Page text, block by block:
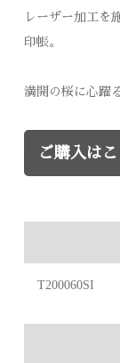
レーザー加工を
印帳。
満開の桜に心躍
ご購入は
T200060SI